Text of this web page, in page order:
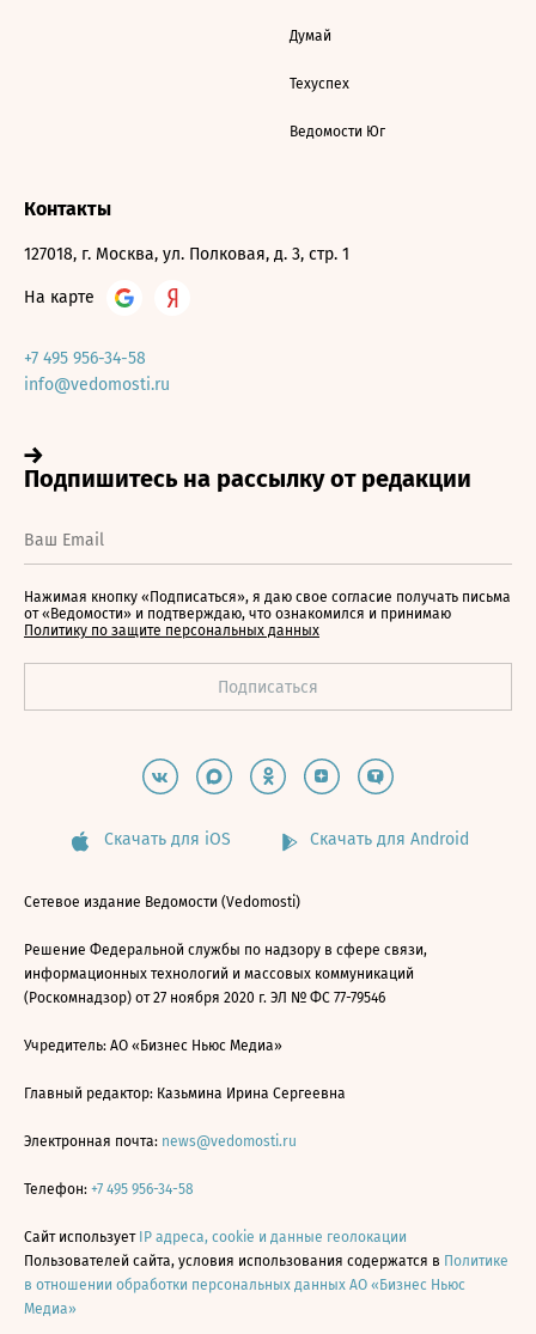
Думай
Техуспех
Ведомости Юг
Контакты
127018, г. Москва, ул. Полковая, д. 3, стр. 1
На карте
+7 495 956-34-58
info@vedomosti.ru
Нажимая кнопку «Подписаться», я даю свое согласие получать письма
от «Ведомости» и подтверждаю, что ознакомился и принимаю
Политику по защите персональных данных
Скачать для iOS Скачать для Android
Сетевое издание Ведомости (Vedomosti)
Решение Федеральной службы по надзору в сфере связи,
информационных технологий и массовых коммуникаций
(Роскомнадзор) от 27 ноября 2020 г. ЭЛ № ФС 77-79546
Учредитель: АО «Бизнес Ньюс Медиа»
Главный редактор: Казьмина Ирина Сергеевна
Электронная почта: news@vedomosti.ru
Телефон: +7 495 956-34-58
Сайт использует IP адреса, cookie и данные геолокации
Пользователей сайта, условия использования содержатся в Политике
в отношении обработки персональных данных АО «Бизнес Ньюс
Медиа»